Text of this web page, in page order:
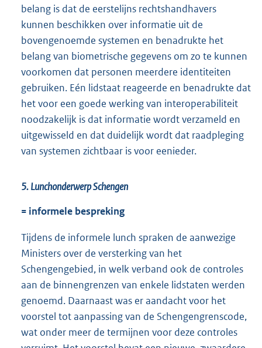
belang is dat de eerstelijns rechtshandhavers
kunnen beschikken over informatie uit de
bovengenoemde systemen en benadrukte het
belang van biometrische gegevens om zo te kunnen
voorkomen dat personen meerdere identiteiten
gebruiken. Eén lidstaat reageerde en benadrukte dat
het voor een goede werking van interoperabiliteit
noodzakelijk is dat informatie wordt verzameld en
uitgewisseld en dat duidelijk wordt dat raadpleging
van systemen zichtbaar is voor eenieder.
5. Lunchonderwerp Schengen
= informele bespreking
Tijdens de informele lunch spraken de aanwezige
Ministers over de versterking van het
Schengengebied, in welk verband ook de controles
aan de binnengrenzen van enkele lidstaten werden
genoemd. Daarnaast was er aandacht voor het
voorstel tot aanpassing van de Schengengrenscode,
wat onder meer de termijnen voor deze controles